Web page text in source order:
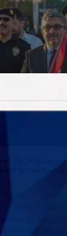
ve
açılımlara
süreç,
olarak
açıdan
bir
ve ders
Dr.
Birlik Günü
2016
hain
ve